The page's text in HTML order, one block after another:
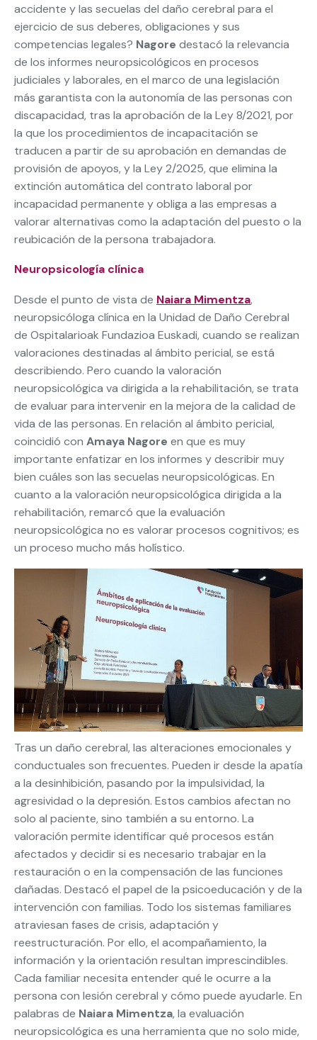
accidente y las secuelas del daño cerebral para el
ejercicio de sus deberes, obligaciones y sus
competencias legales? Nagore destacó la relevancia
de los informes neuropsicológicos en procesos
judiciales y laborales, en el marco de una legislación
más garantista con la autonomía de las personas con
discapacidad, tras la aprobación de la Ley 8/2021, por
la que los procedimientos de incapacitación se
traducen a partir de su aprobación en demandas de
provisión de apoyos, y la Ley 2/2025, que elimina la
extinción automática del contrato laboral por
incapacidad permanente y obliga a las empresas a
valorar alternativas como la adaptación del puesto o la
reubicación de la persona trabajadora.
Neuropsicología clínica
Desde el punto de vista de Naiara Mimentza,
neuropsicóloga clínica en la Unidad de Daño Cerebral
de Ospitalarioak Fundazioa Euskadi, cuando se realizan
valoraciones destinadas al ámbito pericial, se está
describiendo. Pero cuando la valoración
neuropsicológica va dirigida a la rehabilitación, se trata
de evaluar para intervenir en la mejora de la calidad de
vida de las personas. En relación al ámbito pericial,
coincidió con Amaya Nagore en que es muy
importante enfatizar en los informes y describir muy
bien cuáles son las secuelas neuropsicológicas. En
cuanto a la valoración neuropsicológica dirigida a la
rehabilitación, remarcó que la evaluación
neuropsicológica no es valorar procesos cognitivos; es
un proceso mucho más holístico.
Tras un daño cerebral, las alteraciones emocionales y
conductuales son frecuentes. Pueden ir desde la apatía
a la desinhibición, pasando por la impulsividad, la
agresividad o la depresión. Estos cambios afectan no
solo al paciente, sino también a su entorno. La
valoración permite identificar qué procesos están
afectados y decidir si es necesario trabajar en la
restauración o en la compensación de las funciones
dañadas. Destacó el papel de la psicoeducación y de la
intervención con familias. Todo los sistemas familiares
atraviesan fases de crisis, adaptación y
reestructuración. Por ello, el acompañamiento, la
información y la orientación resultan imprescindibles.
Cada familiar necesita entender qué le ocurre a la
persona con lesión cerebral y cómo puede ayudarle. En
palabras de Naiara Mimentza, la evaluación
neuropsicológica es una herramienta que no solo mide,